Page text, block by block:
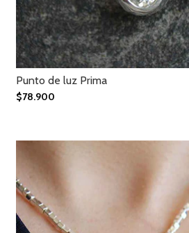
Punto de luz Prima
$78.900